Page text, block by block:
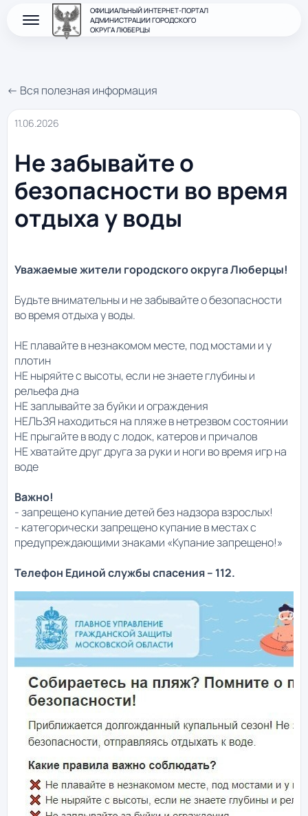
ОФИЦИАЛЬНЫЙ ИНТЕРНЕТ-ПОРТАЛ
АДМИНИСТРАЦИИ ГОРОДСКОГО
ОКРУГА ЛЮБЕРЦЫ
← Вся полезная информация
11.06.2026
Не забывайте о
безопасности во время
отдыха у воды
Уважаемые жители городского округа Люберцы!
Будьте внимательны и не забывайте о безопасности
во время отдыха у воды.
НЕ плавайте в незнакомом месте, под мостами и у
плотин
НЕ ныряйте с высоты, если не знаете глубины и
рельефа дна
НЕ заплывайте за буйки и ограждения
НЕЛЬЗЯ находиться на пляже в нетрезвом состоянии
НЕ прыгайте в воду с лодок, катеров и причалов
НЕ хватайте друг друга за руки и ноги во время игр на
воде
Важно!
- запрещено купание детей без надзора взрослых!
- категорически запрещено купание в местах с
предупреждающими знаками «Купание запрещено!»
Телефон Единой службы спасения – 112.